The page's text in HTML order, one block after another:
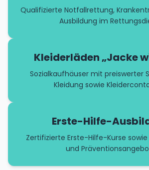
Qualifizierte Notfallrettung,
Ausbildung im
Kleiderläden „Jacke
Sozialkaufhäuser mit preiswerter
Kleidung sowie
Erste-Hilfe-
Zertifizierte Erste-Hilfe-Kurse
und